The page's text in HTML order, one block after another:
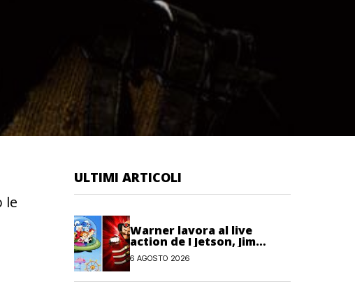
le
ULTIMI ARTICOLI
Warner lavora al live
action de I Jetson, Jim
Carrey è nel cast!
6 AGOSTO 2026